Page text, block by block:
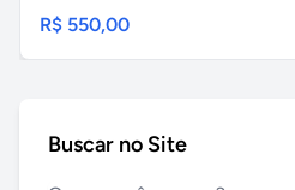
R$ 550,00
Buscar no Site